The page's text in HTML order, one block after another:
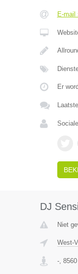
E-mail
Er
DJ Sensi
Niet
West-
-, 8560